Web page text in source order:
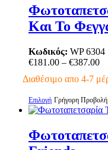
έχει
πολλαπλές
παραλλαγές.
επιλογές
μπορούν
επιλεγούν
σελίδα
του
Και Το
Κωδικός: WP 6304
€181.00 – €387.00
Διαθέσιμο απο 4-7
Επιλογή Αυτό
το
πολλαπλές
Γρήγορη Προβολή